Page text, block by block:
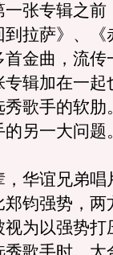
张专辑之前
拉萨》、《
首金曲，流
辑加在一起
歌手的软肋
另一大问题
华谊兄弟唱
钧强势，两
为以强势打